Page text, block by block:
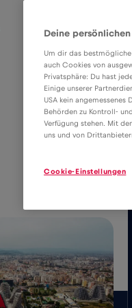
2€/GB
Deine
Um dir das
auch Cookies von
Privatsphäre: Du hast
Einige unserer
USA kein angemessenes
Behörden zu Kontroll-
Verfügung stehen. Mit
uns und von
Cookie-Einstellungen